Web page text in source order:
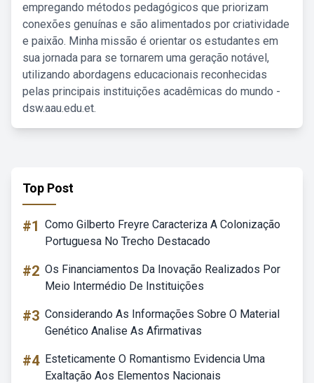
empregando métodos pedagógicos que priorizam
conexões genuínas e são alimentados por criatividade
e paixão. Minha missão é orientar os estudantes em
sua jornada para se tornarem uma geração notável,
utilizando abordagens educacionais reconhecidas
pelas principais instituições acadêmicas do mundo -
dsw.aau.edu.et.
Top Post
#1 Como Gilberto Freyre Caracteriza A Colonização
Portuguesa No Trecho Destacado
#2 Os Financiamentos Da Inovação Realizados Por
Meio Intermédio De Instituições
#3 Considerando As Informações Sobre O Material
Genético Analise As Afirmativas
#4 Esteticamente O Romantismo Evidencia Uma
Exaltação Aos Elementos Nacionais